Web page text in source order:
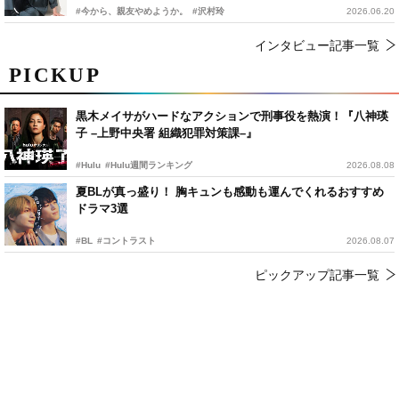
PICKUP
黒木メイサがハードなアクションで刑事役を熱演！『八神瑛
子 –上野中央署 組織犯罪対策課–』
#Hulu #Hulu週間ランキング 2026.08.08
夏BLが真っ盛り！ 胸キュンも感動も運んでくれるおすすめ
ドラマ3選
#BL #コントラスト 2026.08.07
ピックアップ記事一覧
#今から、親友やめようか。 #沢村玲 2026.06.20
インタビュー記事一覧